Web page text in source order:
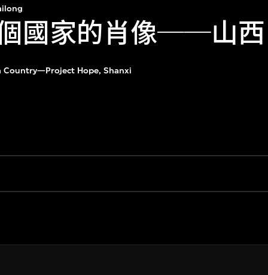
國家的肖像──山
Country—Project Hope, Shanxi